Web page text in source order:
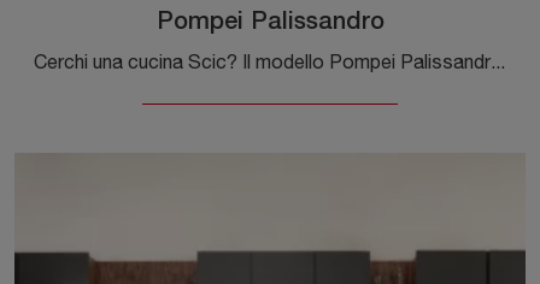
Pompei Palissandro
Cerchi una cucina Scic? Il modello Pompei Palissandro in legno ti attende nel nostro negozio di Cucine Design con isola.